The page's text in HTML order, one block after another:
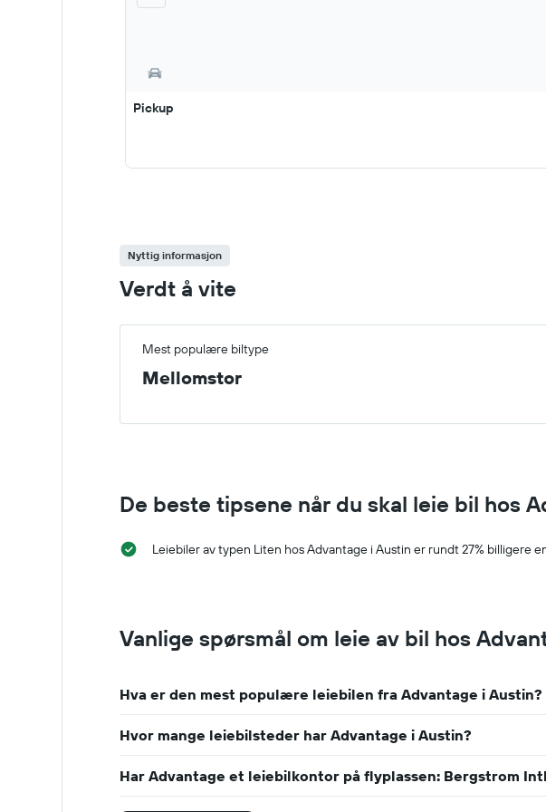
Pickup
Nyttig informasjon
Verdt å vite
Mest populære biltype
Mellomstor
De beste tipsene når du skal leie bil hos
Leiebiler av typen Liten hos Advantage i Austin er rundt 27% billigere
Vanlige spørsmål om leie av bil hos
Hva er den mest populære leiebilen fra Advantage i Austin?
Hvor mange leiebilsteder har Advantage i Austin?
Har Advantage et leiebilkontor på flyplassen: Bergstrom